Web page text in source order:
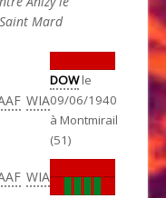
Saint Mard
WIA
DOWle
09/06/1940
à Montmirail
(51)
WIA